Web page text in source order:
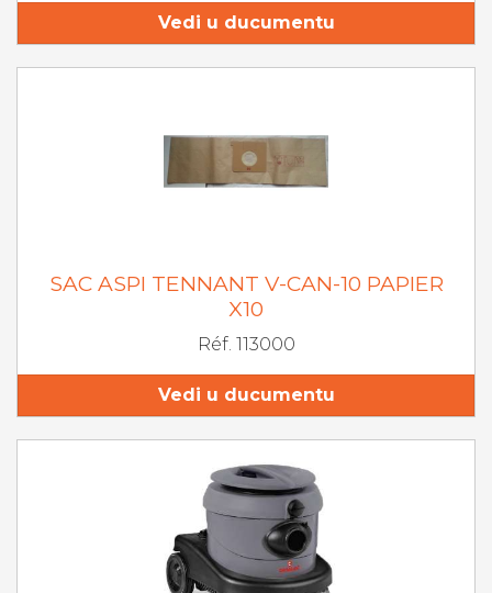
Vedi u ducumentu
SAC ASPI TENNANT V-CAN-10 PAPIER
X10
Réf. 113000
Vedi u ducumentu